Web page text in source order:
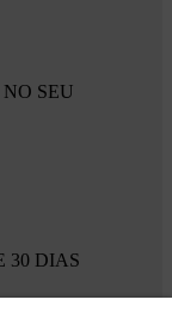
SEU
30 DIAS